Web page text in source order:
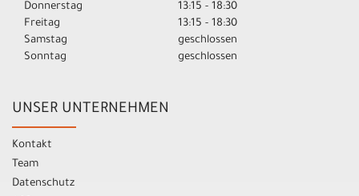
Donnerstag
13:15 - 18:30
Freitag
13:15 - 18:30
Samstag
geschlossen
Sonntag
geschlossen
UNSER UNTERNEHMEN
Kontakt
Team
Datenschutz